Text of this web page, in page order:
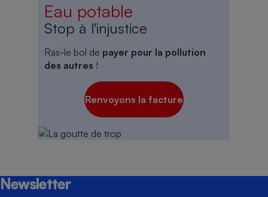
Eau potable
Stop à l'injustice
Ras-le bol de payer pour la pollution
des autres !
Renvoyons la facture
Newsletter